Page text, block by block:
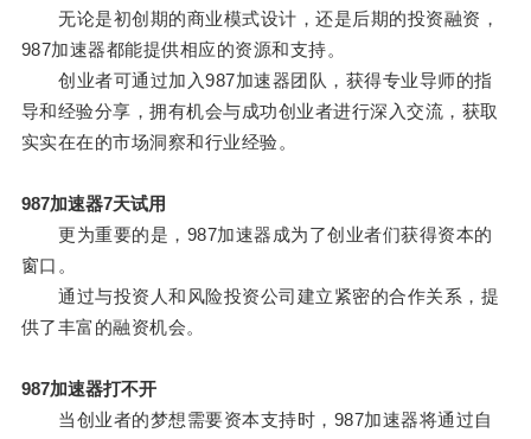
无论是初创期的商业模式设计，还是后期的投资融资，
987加速器都能提供相应的资源和支持。
创业者可通过加入987加速器团队，获得专业导师的指
导和经验分享，拥有机会与成功创业者进行深入交流，获取
实实在在的市场洞察和行业经验。
987加速器7天试用
更为重要的是，987加速器成为了创业者们获得资本的
窗口。
通过与投资人和风险投资公司建立紧密的合作关系，提
供了丰富的融资机会。
987加速器打不开
当创业者的梦想需要资本支持时，987加速器将通过自